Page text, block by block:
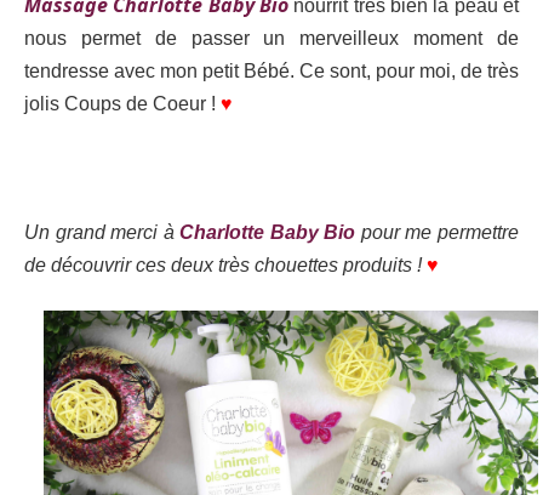
nourrit très bien la peau et
nous permet de passer un merveilleux moment de
tendresse avec mon petit Bébé. Ce sont, pour moi, de très
jolis Coups de Coeur ! ♥
Un grand merci àCharlotte Baby Bio pour me permettre
de découvrir ces deux très chouettes produits !♥